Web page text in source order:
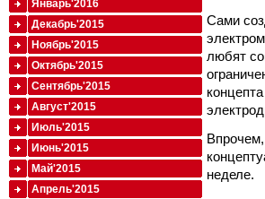
Сами
любят
неделе.
Январь'2016
Декабрь'2015
Ноябрь'2015
Октябрь'2015
Сентябрь'2015
Август'2015
Июль'2015
Июнь'2015
Май'2015
Апрель'2015